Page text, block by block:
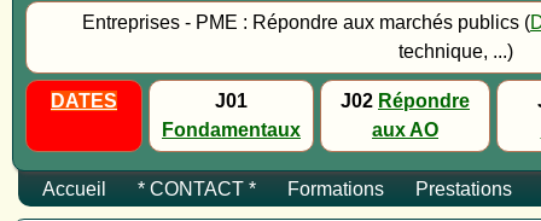
Entreprises - PME : Répondre aux marchés publics (
technique, ...)
DATES
J01
Fondamentaux
J02 Répondre
aux AO
Accueil * CONTACT * Formations Prestations